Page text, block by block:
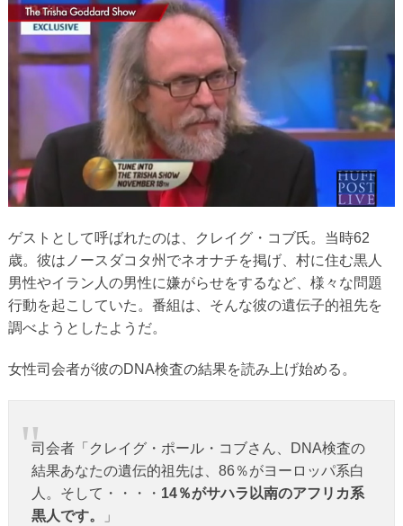
ゲストとして呼ばれたのは、クレイグ・コブ氏。当時62
歳。彼はノースダコタ州でネオナチを掲げ、村に住む黒人
男性やイラン人の男性に嫌がらせをするなど、様々な問題
行動を起こしていた。番組は、そんな彼の遺伝子的祖先を
調べようとしたようだ。
女性司会者が彼のDNA検査の結果を読み上げ始める。
司会者「クレイグ・ポール・コブさん、DNA検査の
結果あなたの遺伝的祖先は、86％がヨーロッパ系白
人。そして・・・・ 14％がサハラ以南のアフリカ系
黒人です。
」